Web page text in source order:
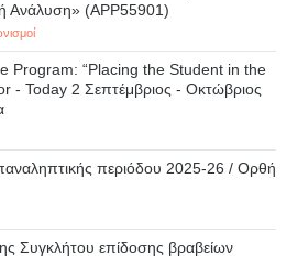
Ανάλυση» (APP55901)
Program: “Placing the Student in the
- Today 2 Σεπτέμβριος - Οκτώβριος
περιόδου 2025-26 / Ορθή
Συγκλήτου επίδοσης βραβείων